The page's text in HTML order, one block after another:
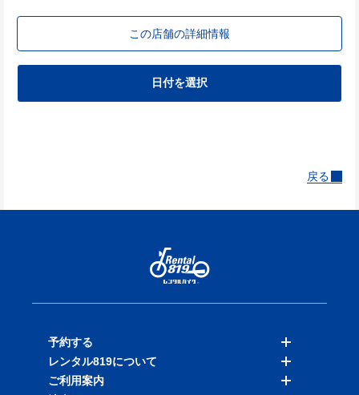
この店舗の詳細情報
日付を選択
戻る
予約する
バイクを探す
レンタル819について
ご利用案内